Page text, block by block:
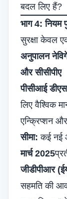
बदल लिए हैं?
भाग 4: नियम
सुरक्षा केवल
अनुपालन
और सीसीपीए
पीसीआई
लिए वैश्विक
एन्क्रिप्शन
सीमा: कई नई
मार्च 2025
जीडीपीआर
सहमति की